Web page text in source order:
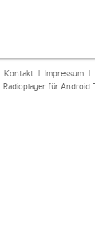
Kontakt| Impressum|
Radioplayer für Android